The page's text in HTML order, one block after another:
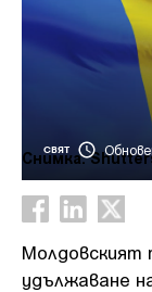
СВЯТ
Снимка:
Молдовският
удължаване